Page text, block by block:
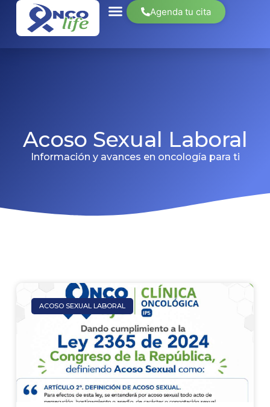
Agenda tu cita
Acoso Sexual Laboral
Información y avances en oncología para ti
ACOSO SEXUAL LABORAL